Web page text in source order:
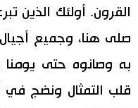
القرون. أولئك الذين
صلى هنا، وجميع أجيال
به وصانوه حتى
قلب التمثال ونضج